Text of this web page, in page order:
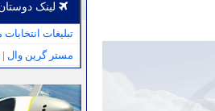
لینک
تبلیغات
مستر گرین وال |